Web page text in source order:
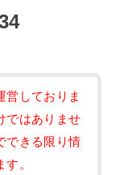
営しておりま
ではありませ
できる限り情
。